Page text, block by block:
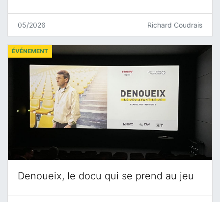
05/2026 Richard Coudrais
Denoueix, le docu qui se prend au jeu
ÉVÉNEMENT